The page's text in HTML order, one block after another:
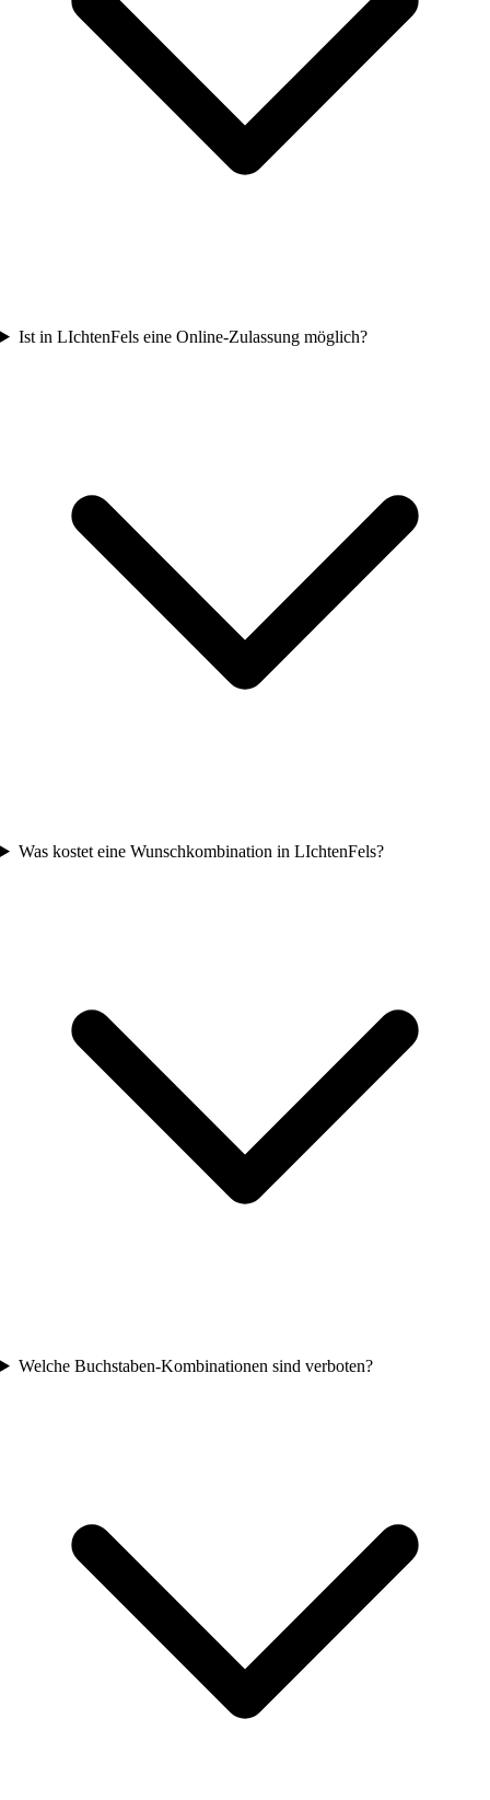
Ist in LIchtenFels eine Online-Zulassung möglich?
Was kostet eine Wunschkombination in LIchtenFels?
Welche Buchstaben-Kombinationen sind verboten?